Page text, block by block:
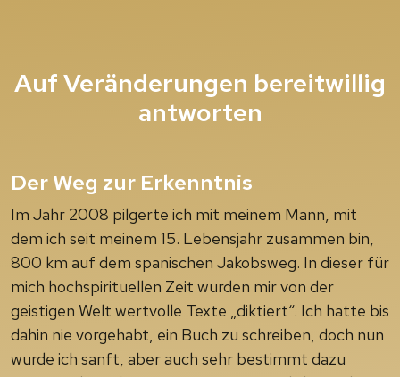
Auf Veränderungen bereitwillig
antworten
Der Weg zur Erkenntnis
Im Jahr 2008 pilgerte ich mit meinem Mann, mit
dem ich seit meinem 15. Lebensjahr zusammen bin,
800 km auf dem spanischen Jakobsweg. In dieser für
mich hochspirituellen Zeit wurden mir von der
geistigen Welt wertvolle Texte „diktiert“. Ich hatte bis
dahin nie vorgehabt, ein Buch zu schreiben, doch nun
wurde ich sanft, aber auch sehr bestimmt dazu